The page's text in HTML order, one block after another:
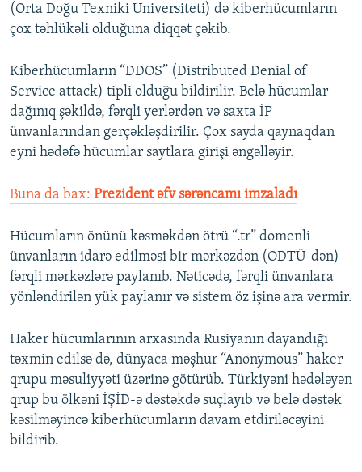
(Orta Doğu Texniki Universiteti) də kiberhücumların
çox təhlükəli olduğuna diqqət çəkib.
Kiberhücumların “DDOS” (Distributed Denial of
Service attack) tipli olduğu bildirilir. Belə hücumlar
dağınıq şəkildə, fərqli yerlərdən və saxta İP
ünvanlarından gerçəkləşdirilir. Çox sayda qaynaqdan
eyni hədəfə hücumlar saytlara girişi əngəlləyir.
Buna da bax: Prezident əfv sərəncamı imzaladı
Hücumların önünü kəsməkdən ötrü “.tr” domenli
ünvanların idarə edilməsi bir mərkəzdən (ODTÜ-dən)
fərqli mərkəzlərə paylanıb. Nəticədə, fərqli ünvanlara
yönləndirilən yük paylanır və sistem öz işinə ara vermir.
Haker hücumlarının arxasında Rusiyanın dayandığı
təxmin edilsə də, dünyaca məşhur “Anonymous” haker
qrupu məsuliyyəti üzərinə götürüb. Türkiyəni hədələyən
qrup bu ölkəni İŞİD-ə dəstəkdə suçlayıb və belə dəstək
kəsilməyincə kiberhücumların davam etdiriləcəyini
bildirib.